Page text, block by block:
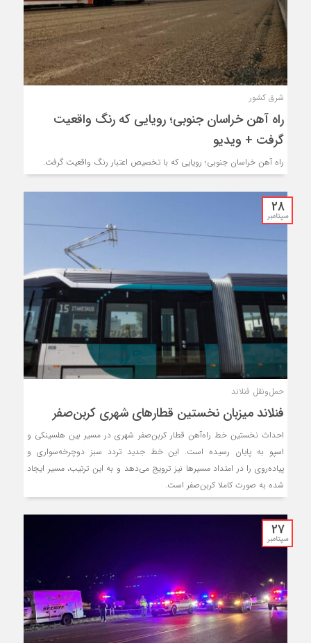
شرق کشور
راه آهن خراسان جنوبی؛ رویایی که رنگ واقعیت
گرفت + ویدیو
راه آهن خراسان جنوبی؛ رویایی که با تخصیص اعتبار رنگ واقعیت گرفت.
28
سپتامبر
حمل‌ونقل فنلاند
فنلاند میزبان نخستین قطارهای شهری کربن‌صفر
احداث نخستین خط راه‌آهن قطار کربن‌صفر شهری در مسیر بین هلسینکی و
اسپو به پایان رسیده است. این خط جدید تردد سبز دوچرخه‌سواری و
پیاده‌روی را در امتداد مسیرها نیز ترویج می‌دهد و به این ترتیب، مسیر ایجاد
شده به صورت کاملا کربن‌صفر است.
27
سپتامبر